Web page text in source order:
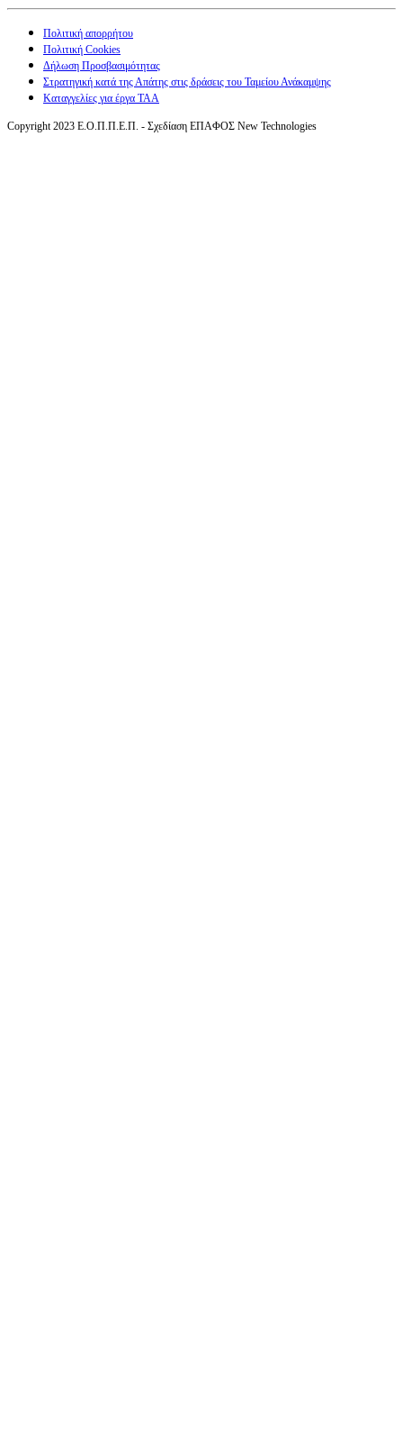
Πολιτική απορρήτου
Πολιτική Cookies
Δήλωση Προσβασιμότητας
Στρατηγική κατά της Απάτης στις δράσεις του Ταμείου Ανάκαμψης
Καταγγελίες για έργα ΤΑΑ
Copyright 2023 Ε.Ο.Π.Π.Ε.Π. - Σχεδίαση ΕΠΑΦΟΣ New Technologies